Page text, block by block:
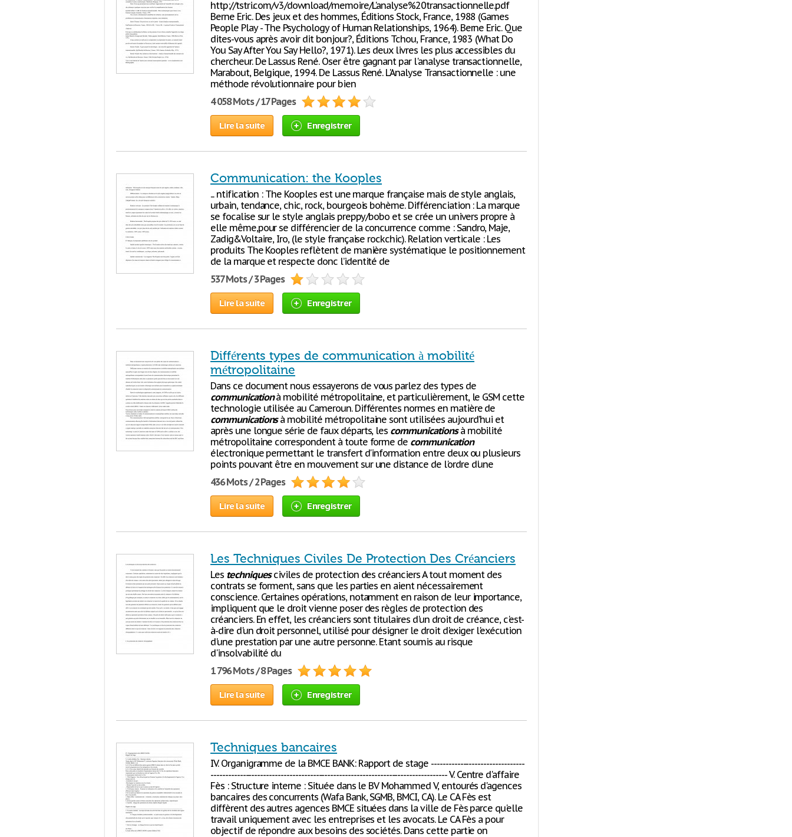
http://tstri.com/v3/download/memoire/L'analyse%20transactionnelle.pdf
Berne Eric. Des jeux et des hommes, Éditions Stock, France, 1988 (Games
People Play - The Psychology of Human Relationships, 1964). Berne Eric. Que
dites-vous après avoir dit bonjour?, Éditions Tchou, France, 1983 (What Do
You Say After You Say Hello?, 1971). Les deux livres les plus accessibles du
chercheur. De Lassus René. Oser être gagnant par l'analyse transactionnelle,
Marabout, Belgique, 1994. De Lassus René. L'Analyse Transactionnelle : une
méthode révolutionnaire pour bien
4 058 Mots / 17 Pages
Lire la suite Enregistrer
Communication: the Kooples
... ntification : The Kooples est une marque française mais de style anglais,
urbain, tendance, chic, rock, bourgeois bohème. Différenciation : La marque
se focalise sur le style anglais preppy/bobo et se crée un univers propre à
elle même,pour se différencier de la concurrence comme : Sandro, Maje,
Zadig&Voltaire, Iro, (le style française rockchic). Relation verticale : Les
produits The Kooples reflètent de manière systématique le positionnement
de la marque et respecte donc l’identité de
537 Mots / 3 Pages
Lire la suite Enregistrer
Différents types de communication à mobilité
métropolitaine
Dans ce document nous essayerons de vous parlez des types de
communicationà mobilité métropolitaine, et particulièrement, le GSM cette
technologie utilisée au Cameroun. Différentes normes en matière de
communicationsà mobilité métropolitaine sont utilisées aujourd'hui et
après une longue série de faux départs, les communicationsà mobilité
métropolitaine correspondent à toute forme de communication
électronique permettant le transfert d'information entre deux ou plusieurs
points pouvant être en mouvement sur une distance de l'ordre d'une
436 Mots / 2 Pages
Lire la suite Enregistrer
Les Techniques Civiles De Protection Des Créanciers
Les techniquesciviles de protection des créanciers A tout moment des
contrats se forment, sans que les parties en aient nécessairement
conscience. Certaines opérations, notamment en raison de leur importance,
impliquent que le droit vienne poser des règles de protection des
créanciers. En effet, les créanciers sont titulaires d'un droit de créance, c'est-
à-dire d'un droit personnel, utilisé pour désigner le droit d'exiger l'exécution
d'une prestation par une autre personne. Etant soumis au risque
d'insolvabilité du
1 796 Mots / 8 Pages
Lire la suite Enregistrer
Techniques bancaires
IV. Organigramme de la BMCE BANK: Rapport de stage --------------------------------
--------------------------------------------------------------------------------- V. Centre d'affaire
Fès : Structure interne : Située dans le BV Mohammed V, entourés d'agences
bancaires des concurrents (Wafa Bank, SGMB, BMCI, CA). Le CA Fès est
diffèrent des autres agences BMCE situées dans la ville de Fès parce qu'elle
travail uniquement avec les entreprises et les avocats. Le CA Fès a pour
objectif de répondre aux besoins des sociétés. Dans cette partie on